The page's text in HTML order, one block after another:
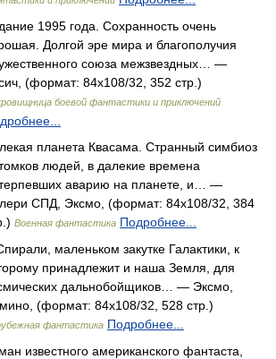
1995 года. Сохранность очень
Долгой эре мира и благополучия
союза межзвездных… —
(формат: 84x108/32, 352 стр.)
боевой фантастики и приключений
планета Квасама. Странный симбиоз
людей, в далекие времена
аварию на планете, и… —
СПД, Эксмо, (формат: 84x108/32, 384
Военная фантастика Подробнее...
маленьком закутке Галактики, к
принадлежит и наша Земля, для
дальнобойщиков… — Эксмо,
(формат: 84x108/32, 528 стр.)
фантастика Подробнее...
известного американского фантаста,